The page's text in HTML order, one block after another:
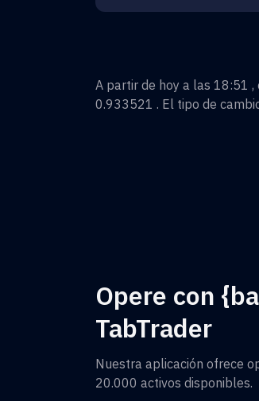
A partir de hoy a las 18:51 ,
0.933521 . El tipo de
Opere con
TabTrader
Nuestra aplicación ofrece
20.000 activos disponibles.